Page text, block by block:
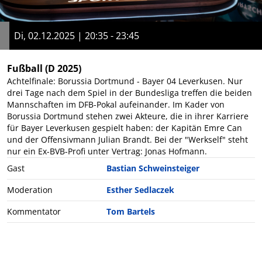
Di, 02.12.2025 | 20:35 - 23:45
Fußball (D 2025)
Achtelfinale: Borussia Dortmund - Bayer 04 Leverkusen. Nur
drei Tage nach dem Spiel in der Bundesliga treffen die beiden
Mannschaften im DFB-Pokal aufeinander. Im Kader von
Borussia Dortmund stehen zwei Akteure, die in ihrer Karriere
für Bayer Leverkusen gespielt haben: der Kapitän Emre Can
und der Offensivmann Julian Brandt. Bei der "Werkself" steht
nur ein Ex-BVB-Profi unter Vertrag: Jonas Hofmann.
Gast
Bastian Schweinsteiger
Moderation
Esther Sedlaczek
Kommentator
Tom Bartels